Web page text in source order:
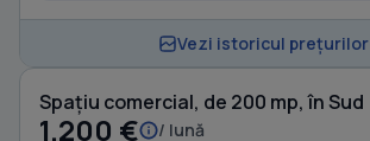
Vezi istoricul prețurilor
Spațiu comercial, de 200 mp, în Sud
1.200 € / lună